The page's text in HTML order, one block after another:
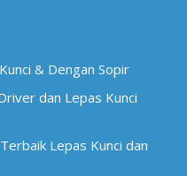
& Dengan Sopir
dan Lepas Kunci
Lepas Kunci dan